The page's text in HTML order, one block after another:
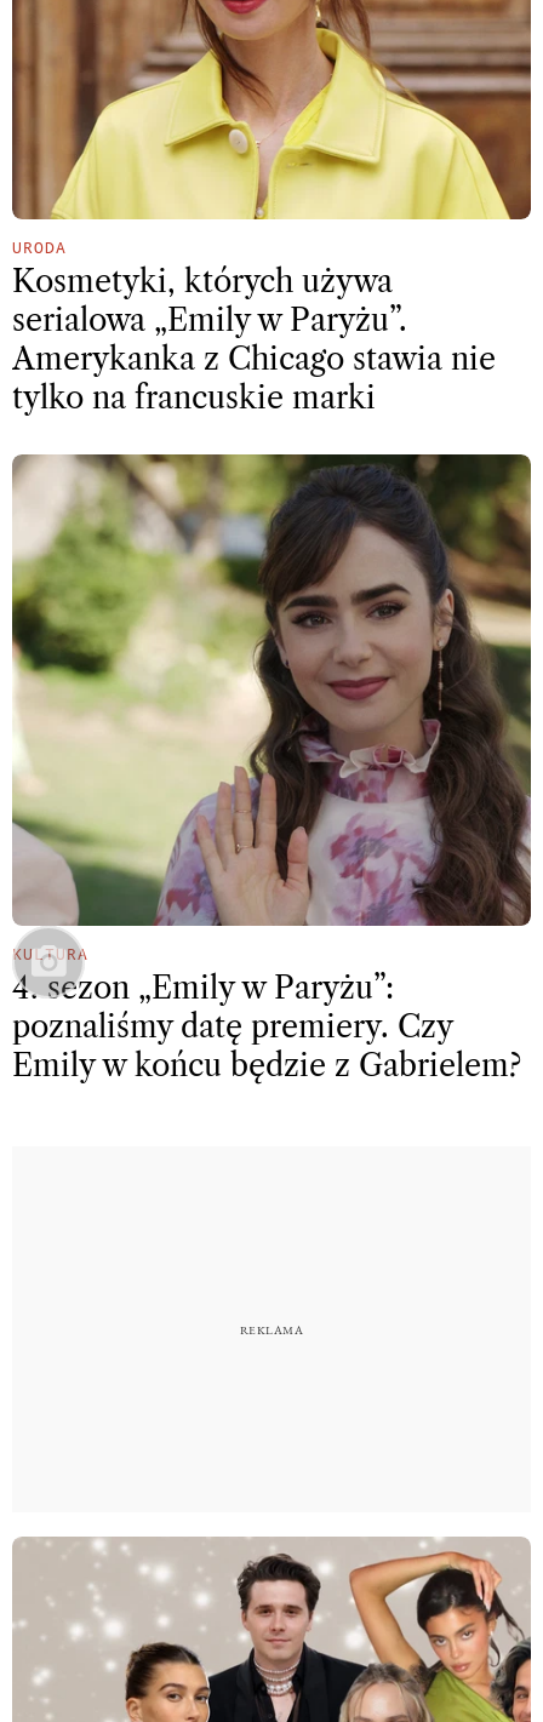
URODA
Kosmetyki, których używa
serialowa „Emily w Paryżu”.
Amerykanka z Chicago stawia nie
tylko na francuskie marki
KULTURA
4. sezon „Emily w Paryżu”:
poznaliśmy datę premiery. Czy
Emily w końcu będzie z Gabrielem?